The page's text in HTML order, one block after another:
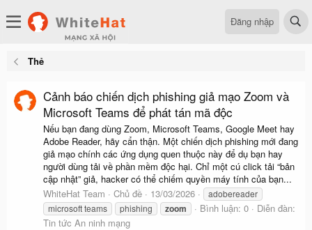
Đăng nhập
Thẻ
Cảnh báo chiến dịch phishing giả mạo Zoom và
Microsoft Teams để phát tán mã độc
Nếu bạn đang dùng Zoom, Microsoft Teams, Google Meet hay
Adobe Reader, hãy cẩn thận. Một chiến dịch phishing mới đang
giả mạo chính các ứng dụng quen thuộc này để dụ bạn hay
người dùng tải về phần mềm độc hại. Chỉ một cú click tải “bản
cập nhật” giả, hacker có thể chiếm quyền máy tính của bạn...
WhiteHat Team
Chủ đề 13/03/2026
adobereader
microsoft teams
phishing zoom Bình luận: 0
Diễn đàn:
Tin tức An ninh mạng